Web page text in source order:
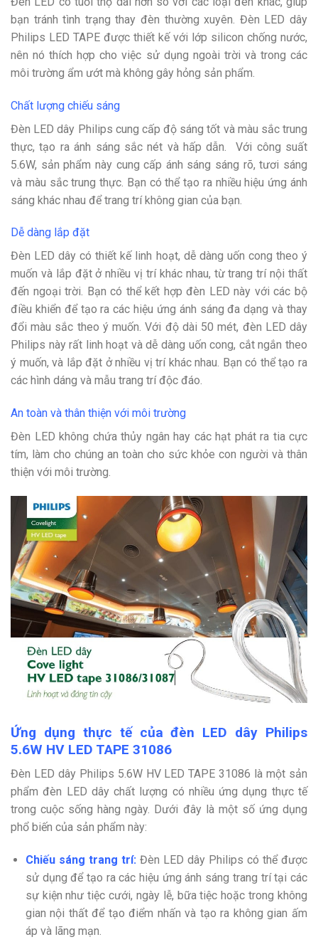
bạn tránh tình trạng thay đèn thường xuyên. Đèn LED dây
Philips LED TAPE được thiết kế với lớp silicon chống nước,
nên nó thích hợp cho việc sử dụng ngoài trời và trong các
môi trường ẩm ướt mà không gây hỏng sản phẩm.
Chất lượng chiếu sáng
Đèn LED dây Philips cung cấp độ sáng tốt và màu sắc trung
thực, tạo ra ánh sáng sắc nét và hấp dẫn. Với công suất
5.6W, sản phẩm này cung cấp ánh sáng sáng rõ, tươi sáng
và màu sắc trung thực. Bạn có thể tạo ra nhiều hiệu ứng ánh
sáng khác nhau để trang trí không gian của bạn.
Dễ dàng lắp đặt
Đèn LED dây có thiết kế linh hoạt, dễ dàng uốn cong theo ý
muốn và lắp đặt ở nhiều vị trí khác nhau, từ trang trí nội thất
đến ngoại trời. Bạn có thể kết hợp đèn LED này với các bộ
điều khiển để tạo ra các hiệu ứng ánh sáng đa dạng và thay
đổi màu sắc theo ý muốn. Với độ dài 50 mét, đèn LED dây
Philips này rất linh hoạt và dễ dàng uốn cong, cắt ngắn theo
ý muốn, và lắp đặt ở nhiều vị trí khác nhau. Bạn có thể tạo ra
các hình dáng và mẫu trang trí độc đáo.
An toàn và thân thiện với môi trường
Đèn LED không chứa thủy ngân hay các hạt phát ra tia cực
tím, làm cho chúng an toàn cho sức khỏe con người và thân
thiện với môi trường.
Ứng dụng thực tế của đèn LED dây Philips
5.6W HV LED TAPE 31086
Đèn LED dây Philips 5.6W HV LED TAPE 31086 là một sản
phẩm đèn LED dây chất lượng có nhiều ứng dụng thực tế
trong cuộc sống hàng ngày. Dưới đây là một số ứng dụng
phổ biến của sản phẩm này:
Chiếu sáng trang trí:Đèn LED dây Philips có thể được
sử dụng để tạo ra các hiệu ứng ánh sáng trang trí tại các
sự kiện như tiệc cưới, ngày lễ, bữa tiệc hoặc trong không
gian nội thất để tạo điểm nhấn và tạo ra không gian ấm
áp và lãng mạn.